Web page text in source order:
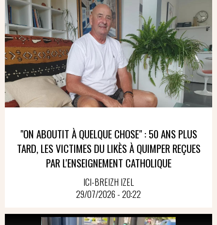
"ON ABOUTIT À QUELQUE CHOSE" : 50 ANS PLUS
TARD, LES VICTIMES DU LIKÈS À QUIMPER REÇUES
PAR L'ENSEIGNEMENT CATHOLIQUE
ICI-BREIZH IZEL
29/07/2026 - 20:22